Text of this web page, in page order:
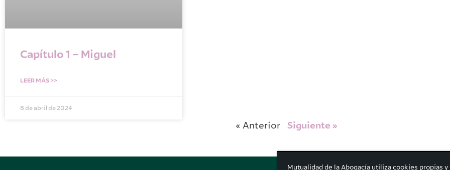
Capítulo 1 – Miguel
LEER MÁS >>
8 de abril de 2024
« Anterior Siguiente »
Mutualidad de la Abogacía utiliza cookies propias